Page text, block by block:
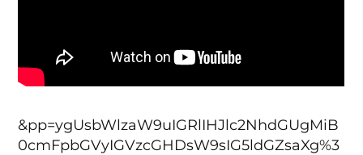
&pp=ygUsbWlzaW9uIGRlIHJlc2NhdGUgMiB
0cmFpbGVyIGVzcGHDsW9sIG5ldGZsaXg%3